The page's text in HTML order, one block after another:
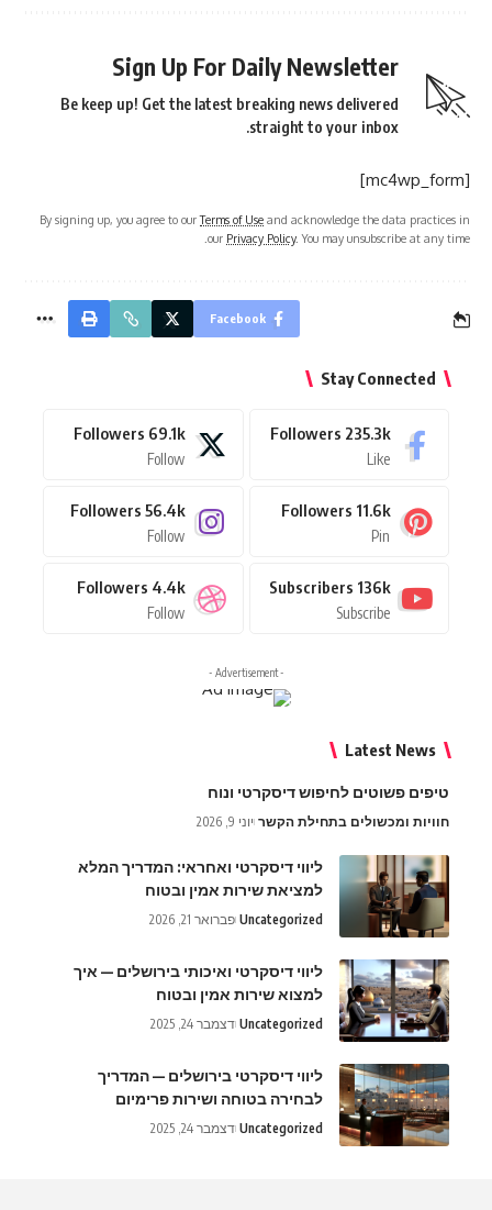
Sign Up For Daily Newsletter
Be keep up! Get the latest breaking news delivered
straight to your inbox.
[mc4wp_form]
By signing up, you agree to ourTerms of Use and acknowledge the data practices in
our Privacy Policy. You may unsubscribe at any time.
Facebook
Stay Connected
235.3k
Followers
Like
69.1k
Followers
Follow
11.6k
Followers
Pin
56.4k
Followers
Follow
136k
Subscribers
Subscribe
4.4k
Followers
Follow
- Advertisement -
Latest News
טיפים פשוטים לחיפוש דיסקרטי ונוח
חוויות ומכשולים בתחילת הקשר יוני 9, 2026
ליווי דיסקרטי ואחראי: המדריך המלא
למציאת שירות אמין ובטוח
Uncategorized פברואר 21, 2026
ליווי דיסקרטי ואיכותי בירושלים — איך
למצוא שירות אמין ובטוח
Uncategorized דצמבר 24, 2025
ליווי דיסקרטי בירושלים — המדריך
לבחירה בטוחה ושירות פרימיום
Uncategorized דצמבר 24, 2025